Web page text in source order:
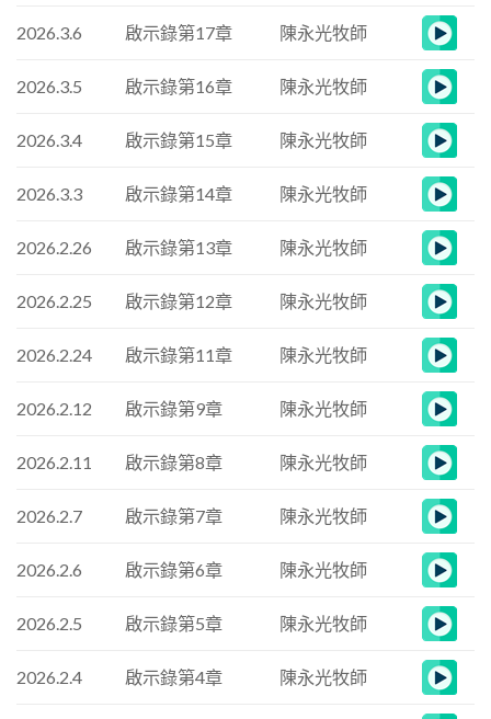
2026.3.6 啟示錄第17章 陳永光牧師
2026.3.5 啟示錄第16章 陳永光牧師
2026.3.4 啟示錄第15章 陳永光牧師
2026.3.3 啟示錄第14章 陳永光牧師
2026.2.26 啟示錄第13章 陳永光牧師
2026.2.25 啟示錄第12章 陳永光牧師
2026.2.24 啟示錄第11章 陳永光牧師
2026.2.12 啟示錄第9章 陳永光牧師
2026.2.11 啟示錄第8章 陳永光牧師
2026.2.7 啟示錄第7章 陳永光牧師
2026.2.6 啟示錄第6章 陳永光牧師
2026.2.5 啟示錄第5章 陳永光牧師
2026.2.4 啟示錄第4章 陳永光牧師